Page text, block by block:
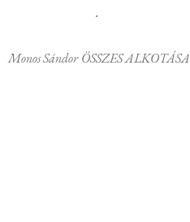
.
Monos Sándor ÖSSZES ALKOTÁSA